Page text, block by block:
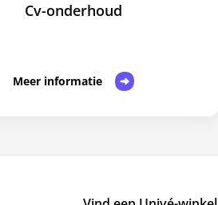
Cv-onderhoud
Meer informatie